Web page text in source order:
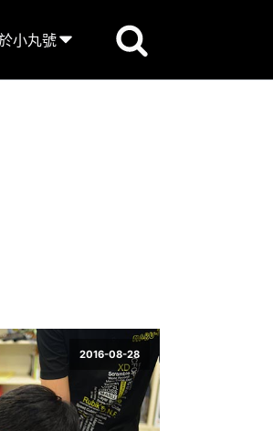
小丸號
2016-08-28